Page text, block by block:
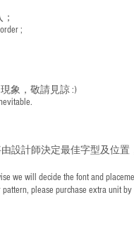
;
象，敬請見諒 :)
設計師決定最佳字型及位
we will decide the font and
please purchase extra unit